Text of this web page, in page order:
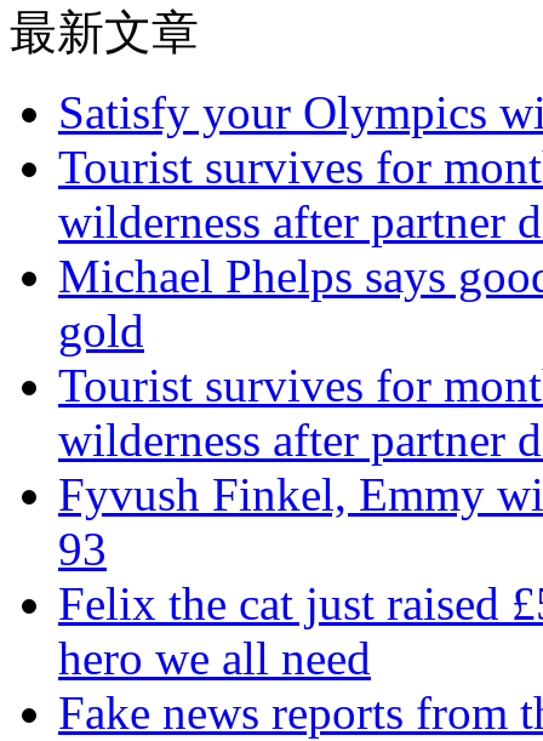
最新文章
Satisfy your Olympics
Tourist survives for
wilderness after partner
Michael Phelps says
gold
Tourist survives for
wilderness after partner
Fyvush Finkel, Emmy
93
Felix the cat just raised
hero we all need
Fake news reports from